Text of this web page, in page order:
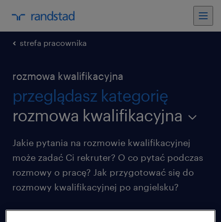
strefa pracownika
rozmowa kwalifikacyjna
przeglądasz kategorię
rozmowa kwalifikacyjna
Jakie pytania na rozmowie kwalifikacyjnej
może zadać Ci rekruter? O co pytać podczas
rozmowy o pracę? Jak przygotować się do
rozmowy kwalifikacyjnej po angielsku?